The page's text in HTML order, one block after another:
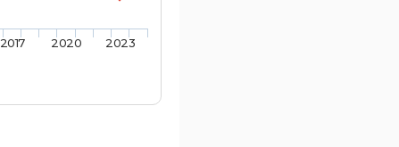
2017 2020 2023